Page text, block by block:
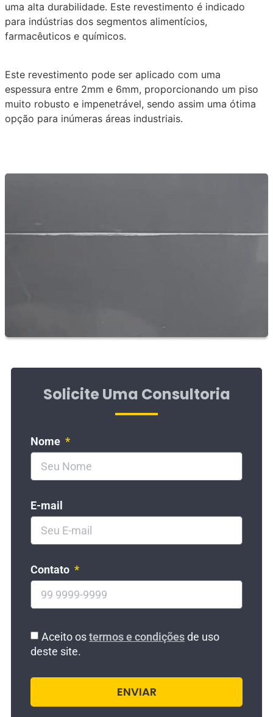
uma alta durabilidade. Este revestimento é indicado
para indústrias dos segmentos alimentícios,
farmacêuticos e químicos.
Este revestimento pode ser aplicado com uma
espessura entre 2mm e 6mm, proporcionando um piso
muito robusto e impenetrável, sendo assim uma ótima
opção para inúmeras áreas industriais.
Solicite Uma Consultoria
Nome
E-mail
Contato
Aceito ostermos e condiçõesde uso
deste site.
ENVIAR